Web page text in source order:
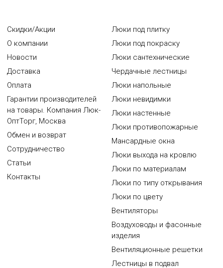
Скидки/Акции
О компании
Новости
Доставка
Оплата
Гарантии производителей
на товары. Компания Люк-
ОптТорг, Москва
Обмен и возврат
Сотрудничество
Статьи
Контакты
Люки под плитку
Люки под покраску
Люки сантехнические
Чердачные лестницы
Люки напольные
Люки невидимки
Люки настенные
Люки противопожарные
Мансардные окна
Люки выхода на кровлю
Люки по материалам
Люки по типу открывания
Люки по цвету
Вентиляторы
Воздуховоды и фасонные
изделия
Вентиляционные решетки
Лестницы в подвал